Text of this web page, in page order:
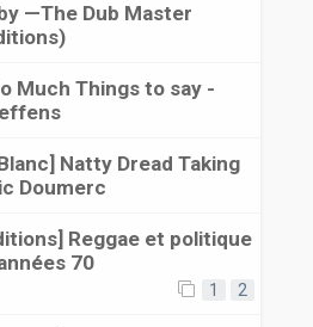
—The Dub Master
Much Things to say -
Natty Dread Taking
Doumerc
Reggae et politique
70
1 2